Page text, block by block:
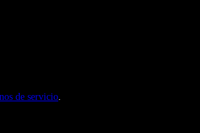
de servicio.